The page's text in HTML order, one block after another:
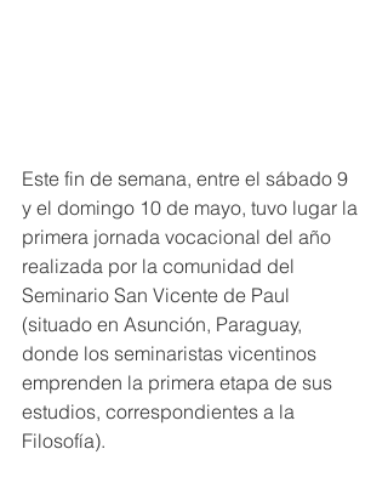
Este fin de semana, entre el sábado 9
y el domingo 10 de mayo, tuvo lugar la
primera jornada vocacional del año
realizada por la comunidad del
Seminario San Vicente de Paul
(situado en Asunción, Paraguay,
donde los seminaristas vicentinos
emprenden la primera etapa de sus
estudios, correspondientes a la
Filosofía).